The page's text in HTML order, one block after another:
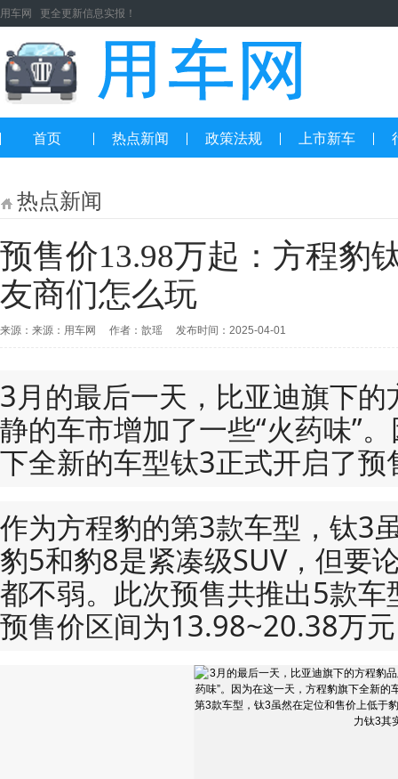
用车网 更全更新信息实报！
首页 热点新闻 政策法规 上市新车
热点新闻
预售价13.98万起：方程豹
友商们怎么玩
来源：来源：用车网 作者：歆瑶 发布时间：2025-04-01
3月的最后一天，比亚迪旗下
静的车市增加了一些“火药味”
下全新的车型钛3正式开启了预
作为方程豹的第3款车型，钛3
豹5和豹8是紧凑级SUV，但要
都不弱。此次预售共推出5款
预售价区间为13.98~20.38万